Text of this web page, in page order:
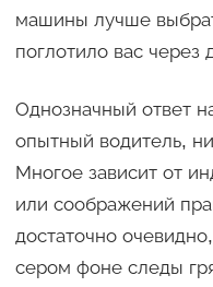
машины лучше
поглотило вас через
Однозначный ответ
опытный водитель,
Многое зависит от
или соображений
достаточно
сером фоне следы